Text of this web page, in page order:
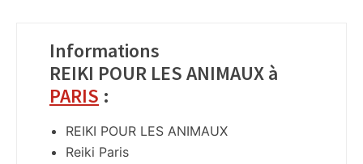
Informations
REIKI POUR LES ANIMAUX à
PARIS :
REIKI POUR LES ANIMAUX
Reiki Paris